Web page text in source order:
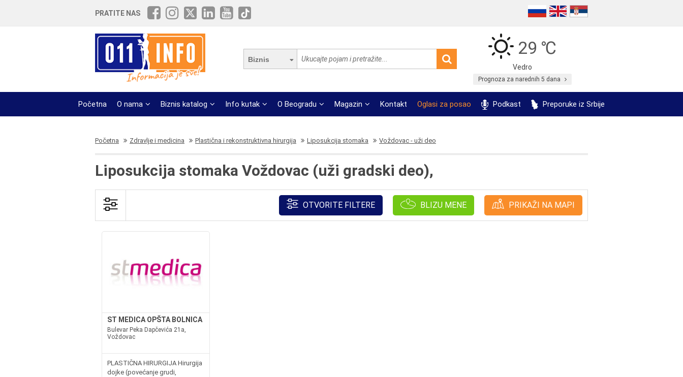
PRATITE NAS
Biznis
29 ℃
Vedro
Prognoza za narednih 5 dana
Početna O nama Biznis katalog Info kutak O Beogradu Magazin Kontakt Oglasi za posao Podkast Preporuke iz Srbije
Početna Zdravlje i medicina Plastična i rekonstruktivna hirurgija Liposukcija stomaka Voždovac - uži deo
Liposukcija stomaka Voždovac (uži gradski deo),
OTVORITE FILTERE BLIZU MENE PRIKAŽI NA MAPI
ST MEDICA OPŠTA BOLNICA
Bulevar Peka Dapčevića 21a,
Voždovac
PLASTIČNA HIRURGIJA Hirurgija
dojke (povećanje grudi,